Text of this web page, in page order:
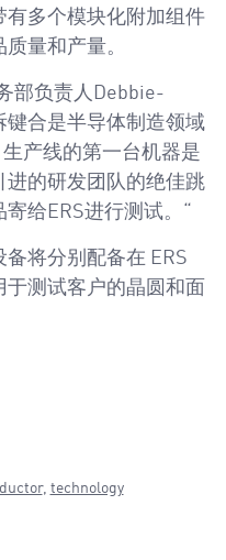
有多个模块化附加组件
量和产量。
部负责人Debbie-
键合是半导体制造领域
产线的第一台机器是
进的研发团队的绝佳跳
给ERS进行测试。“
将分别配备在 ERS
测试客户的晶圆和面
, technology